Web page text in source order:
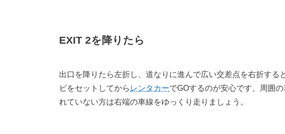
EXIT 2を降りたら
出口を降りたら左折し、道なりに進んで広い交差点を右折する
ビをセットしてから レンタカーでGOするのが安心です。周囲
れていない方は右端の車線をゆっくり走りましょう。